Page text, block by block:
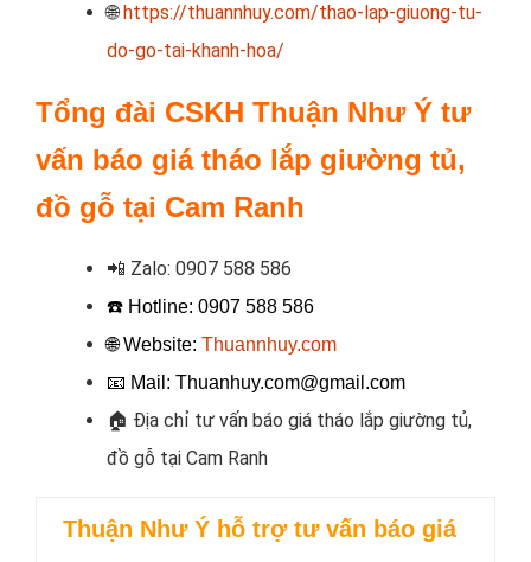
🌐https://thuannhuy.com/thao-lap-giuong-tu-
do-go-tai-khanh-hoa/
Tổng đài CSKH Thuận Như Ý tư
vấn báo giá tháo lắp giường tủ,
đồ gỗ tại Cam Ranh
📲 Zalo: 0907 588 586
☎️ Hotline: 0907 588 586
🌐 Website: Thuannhuy.com
📧 Mail: Thuanhuy.com@gmail.com
🏠 Địa chỉ tư vấn báo giá tháo lắp giường tủ,
đồ gỗ tại Cam Ranh
Thuận Như Ý hỗ trợ tư vấn báo giá